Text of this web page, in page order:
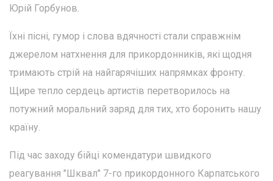
Юрій Горбунов.
Їхні пісні, гумор і слова вдячності стали справжнім
джерелом натхнення для прикордонників, які щодня
тримають стрій на найгарячіших напрямках фронту.
Щире тепло сердець артистів перетворилось на
потужний моральний заряд для тих, хто боронить нашу
країну.
Під час заходу бійці комендатури швидкого
реагування "Шквал" 7-го прикордонного Карпатського